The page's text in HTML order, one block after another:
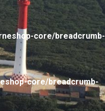
core/breadcrumb-
core/breadcrumb-